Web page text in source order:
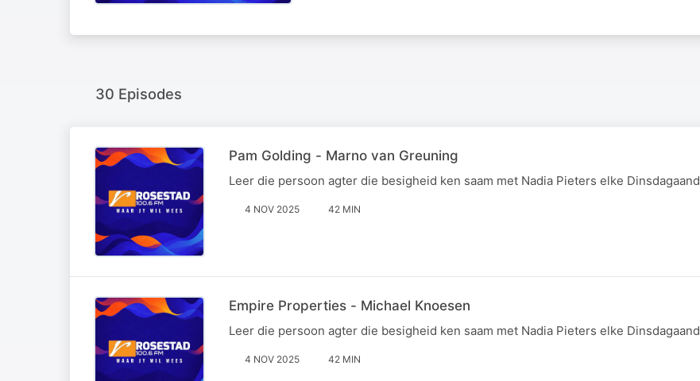
30 Episodes
Pam Golding - Marno van Greuning
Leer die persoon agter die besigheid ken saam met Nadia Pieters elke
4 NOV 2025 42 MIN
Empire Properties - Michael Knoesen
Leer die persoon agter die besigheid ken saam met Nadia Pieters elke
4 NOV 2025 42 MIN